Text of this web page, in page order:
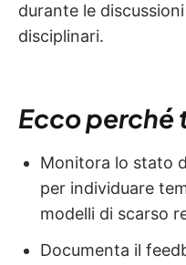
durante le
disciplinari.
Ecco perché
Monitora lo stato
per individuare
modelli di scarso
Documenta il